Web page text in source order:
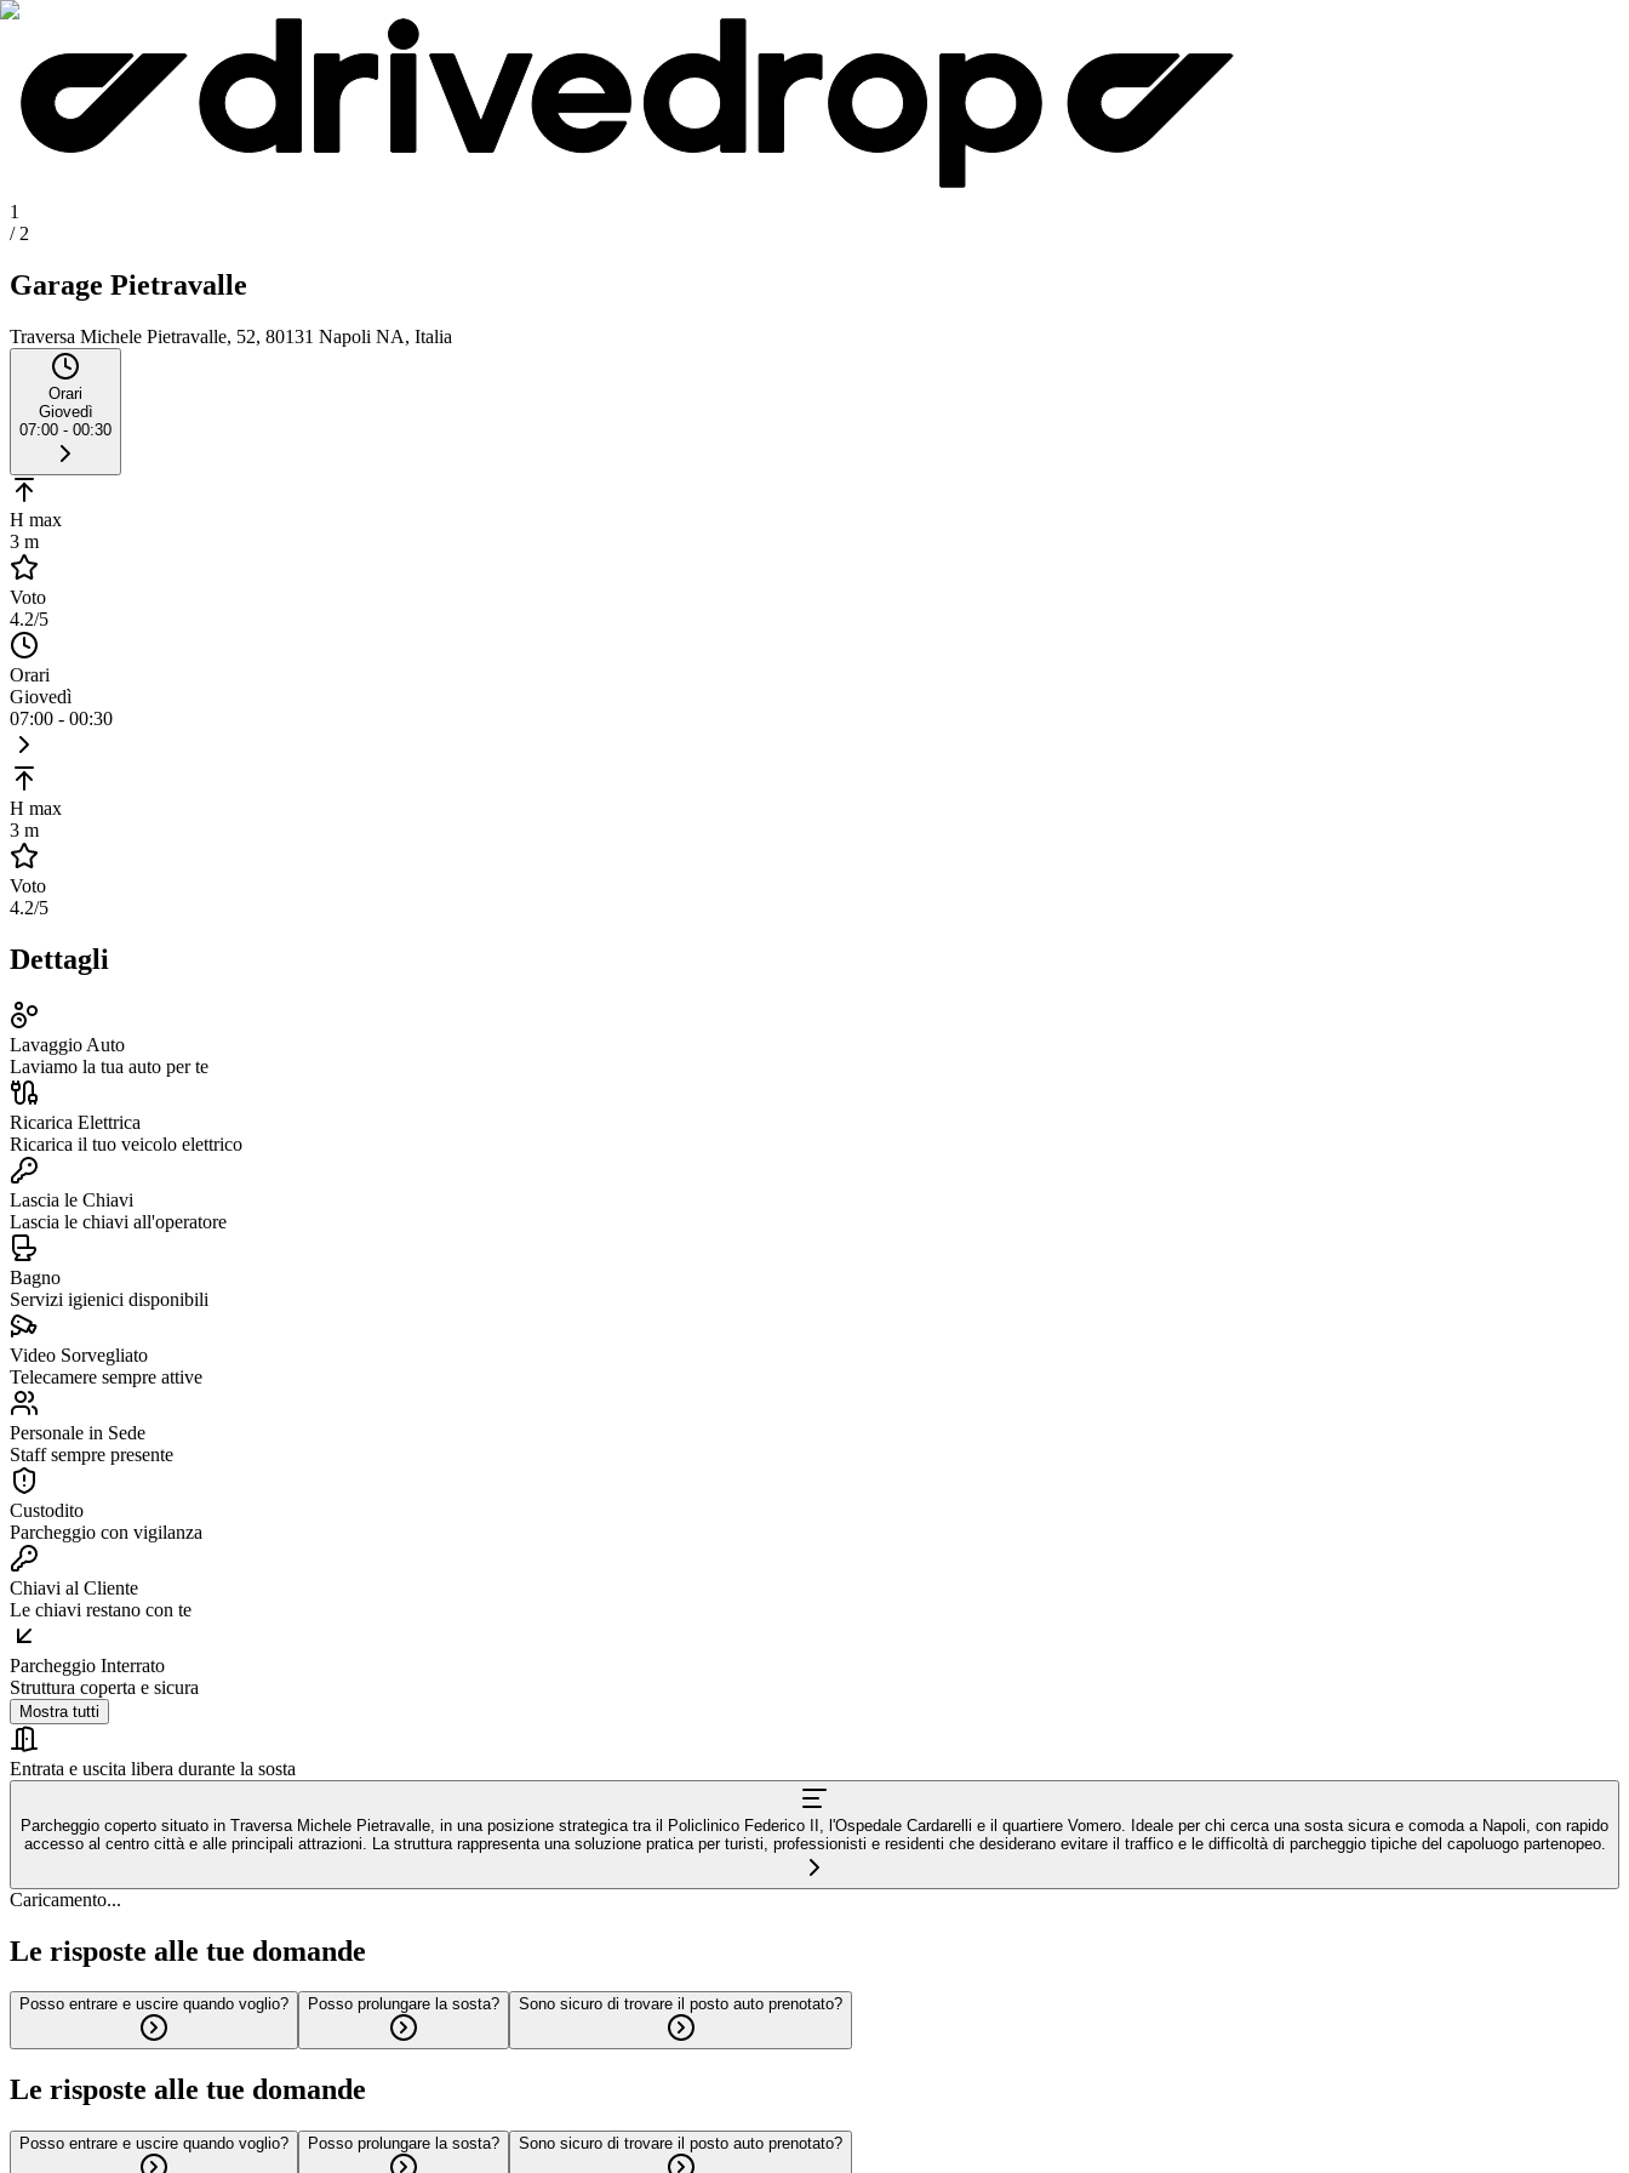
1
/ 2
Garage Pietravalle
Traversa Michele Pietravalle, 52, 80131 Napoli NA, Italia
Orari
Giovedì
07:00 - 00:30
H max
3 m
Voto
4.2/5
Orari
Giovedì
07:00 - 00:30
H max
3 m
Voto
4.2/5
Dettagli
Lavaggio Auto
Laviamo la tua auto per te
Ricarica Elettrica
Ricarica il tuo veicolo elettrico
Lascia le Chiavi
Lascia le chiavi all'operatore
Bagno
Servizi igienici disponibili
Video Sorvegliato
Telecamere sempre attive
Personale in Sede
Staff sempre presente
Custodito
Parcheggio con vigilanza
Chiavi al Cliente
Le chiavi restano con te
Parcheggio Interrato
Struttura coperta e sicura
Mostra tutti
Entrata e uscita libera durante la sosta
Parcheggio coperto situato in Traversa Michele Pietravalle, in una posizione strategica tra il Policlinico Federico II, l'Ospedale Cardarelli e il quartiere Vomero. Ideale per chi cerca una sosta sicura e comoda a Napoli, con rapido
accesso al centro città e alle principali attrazioni. La struttura rappresenta una soluzione pratica per turisti, professionisti e residenti che desiderano evitare il traffico e le difficoltà di parcheggio tipiche del capoluogo partenopeo.
Caricamento...
Le risposte alle tue domande
Posso entrare e uscire quando voglio? Posso prolungare la sosta? Sono sicuro di trovare il posto auto prenotato?
Le risposte alle tue domande
Posso entrare e uscire quando voglio? Posso prolungare la sosta? Sono sicuro di trovare il posto auto prenotato?